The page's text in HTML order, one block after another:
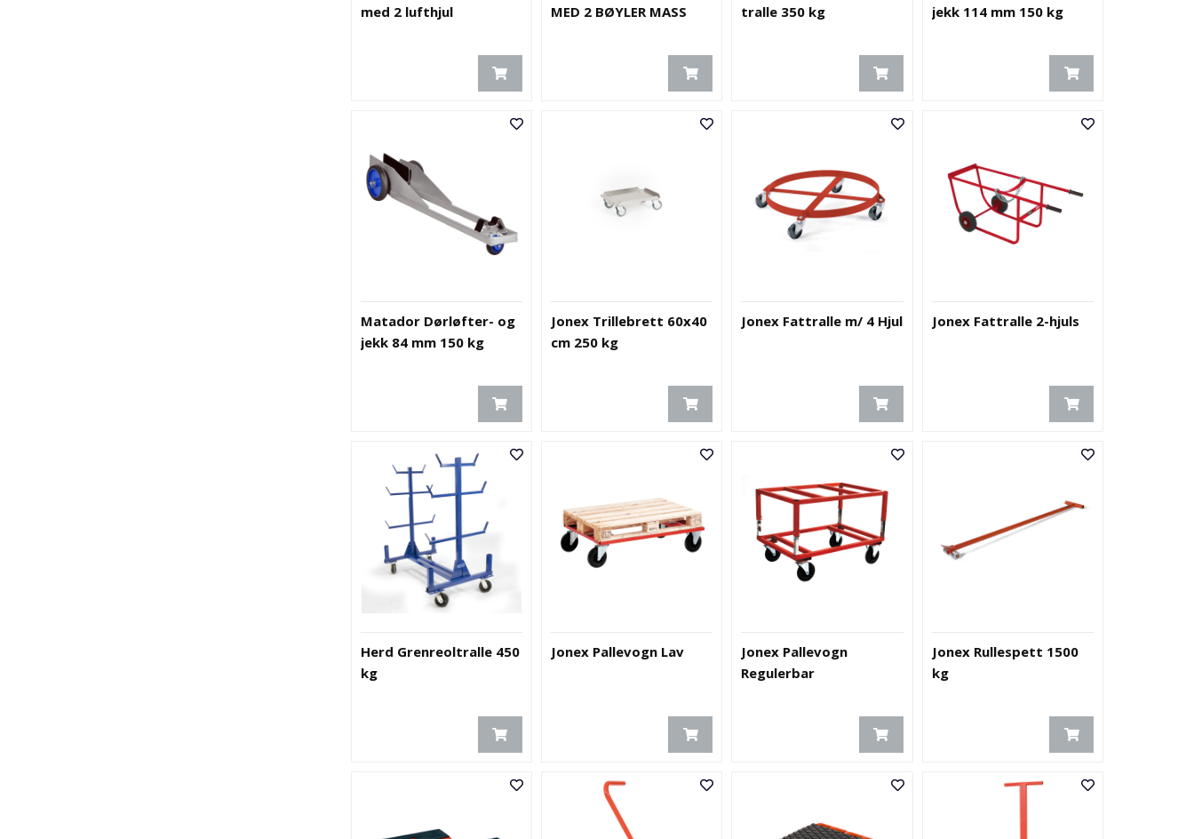
med 2 lufthjul
MED 2 BØYLER MASS
tralle 350 kg
jekk 114 mm 150 kg
Matador Dørløfter- og
jekk 84 mm 150 kg
Jonex Trillebrett 60x40
cm 250 kg
Jonex Fattralle m/ 4 Hjul Jonex Fattralle 2-hjuls
Herd Grenreoltralle 450
kg
Jonex Pallevogn Lav
Jonex Pallevogn
Regulerbar
Jonex Rullespett 1500
kg